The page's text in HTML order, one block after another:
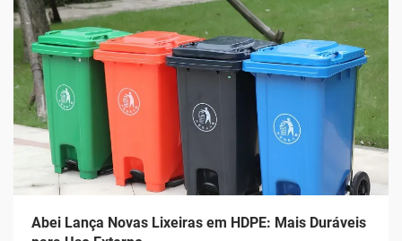
Abei Lança Novas Lixeiras em HDPE: Mais Duráveis